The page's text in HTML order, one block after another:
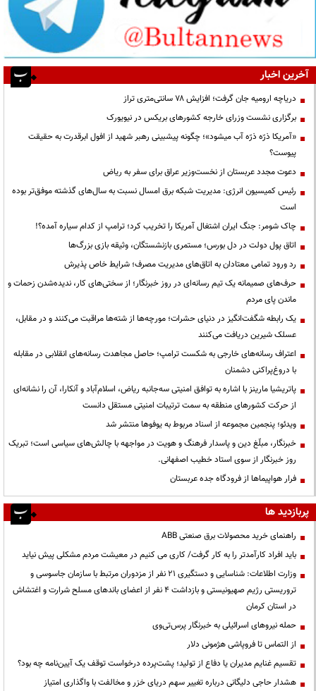
آخرین اخبار
دریاچه ارومیه جان گرفت؛ افزایش ۷۸ سانتی‌متری تراز
برگزاری نشست وزرای خارجه کشورهای بریکس در نیویورک
«آمریکا ذرّه ذرّه آب میشود»؛ چگونه پیشبینی رهبر شهید از افول ابرقدرت به حقیقت
پیوست؟
دعوت مجدد عربستان از نخست‌وزیر عراق برای سفر به ریاض
رئیس کمیسیون انرژی: مدیریت شبکه برق امسال نسبت به سال‌های گذشته موفق‌تر بوده
است
چاک شومر: جنگ ایران اشتغال آمریکا را تخریب کرد؛ ترامپ از کدام سیاره آمده؟!
اتاق پول دولت در دل بورس؛ مستمری بازنشستگان، وثیقه بازی بزرگ‌ها
رد ورود تمامی معتادان به اتاق‌های مدیریت مصرف؛ شرایط خاص پذیرش
حرف‌های صمیمانه یک تیم رسانه‌ای در روز خبرنگار؛ از سختی‌های کار، ندیده‌شدن زحمات و
ماندن پای مردم
یک رابطه شگفت‌انگیز در دنیای حشرات؛ مورچه‌ها از شته‌ها مراقبت می‌کنند و در مقابل،
عسلک شیرین دریافت می‌کنند
اعتراف رسانه‌های خارجی به شکست ترامپ؛ حاصل مجاهدت رسانه‌های انقلابی در مقابله
با دروغ‌پراکنی دشمنان
پاتریشیا مارینز با اشاره به توافق امنیتی سه‌جانبه ریاض، اسلام‌آباد و آنکارا، آن را نشانه‌ای
از حرکت کشورهای منطقه به سمت ترتیبات امنیتی مستقل دانست
ویدئو؛ پنجمین مجموعه از اسناد مربوط به یوفوها منتشر شد
خبرنگار، مبلّغ دین و پاسدار فرهنگ و هویت در مواجهه با چالش‌های سیاسی است؛ تبریک
روز خبرنگار از سوی استاد خطیب اصفهانی.
فرار هواپیماها از فرودگاه جده عربستان
پربازدید ها
راهنمای خرید محصولات برق صنعتی ABB
باید افراد کارآمدتر را به کار گرفت/ کاری می کنیم در معیشت مردم مشکلی پیش نیاید
وزارت اطلاعات: شناسایی و دستگیری ۲۱ نفر از مزدوران مرتبط با سازمان جاسوسی و
تروریستی رژیم صهیونیستی و بازداشت ۴ نفر از اعضای باندهای مسلح شرارت و اغتشاش
در استان کرمان
حمله نیروهای اسرائیلی به خبرنگار پرس‌تی‌وی
از التماس تا فروپاشی هژمونی دلار
تقسیم غنایم مدیران یا دفاع از تولید؛ پشت‌پرده درخواست توقف یک آیین‌نامه چه بود؟
هشدار حاجی دلیگانی درباره تغییر سهم دریای خزر و مخالفت با واگذاری امتیاز